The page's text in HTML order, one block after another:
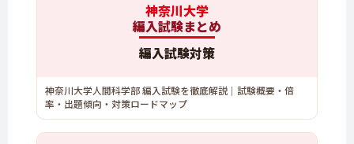
神奈川大学
編入試験まとめ
編入試験対策
神奈川大学人間科学部 編入試験を徹底解説｜試験概要・倍
率・出題傾向・対策ロードマップ